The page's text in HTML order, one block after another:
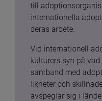
till
internationella
deras arbete.
Vid internationell
kulturers syn på
samband med
likheter och
avspeglar sig i